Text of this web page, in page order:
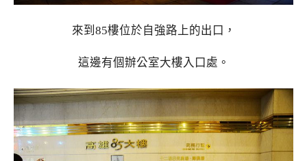
來到85樓位於自強路上的出口，
這邊有個辦公室大樓入口處。